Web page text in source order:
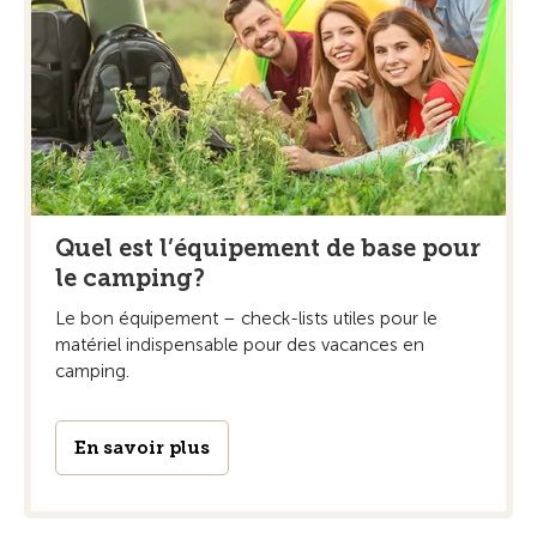
Quel est l’équipement de base pour
le camping?
Le bon équipement – check-lists utiles pour le
matériel indispensable pour des vacances en
camping.
En savoir plus